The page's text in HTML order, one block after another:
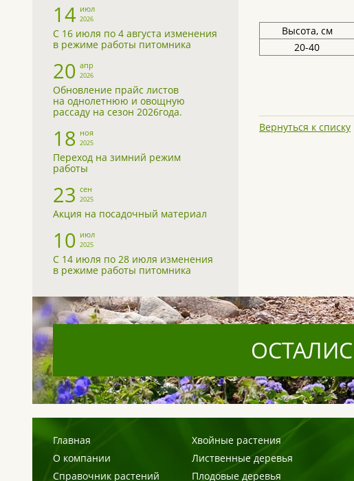
14 июл
2026
С 16 июля по 4 августа изменения
в режиме работы питомника
20 апр
2026
Обновление прайс листов
на однолетнюю и овощную
рассаду на сезон 2026года.
18 ноя
2025
Переход на зимний режим
работы
23 сен
2025
Акция на посадочный материал
10 июл
2025
С 14 июля по 28 июля изменения
в режиме работы питомника
Высота, см
20-40
Вернуться к списку
Главная
О компании
Справочник растений
Хвойные растения
Лиственные деревья
Плодовые деревья